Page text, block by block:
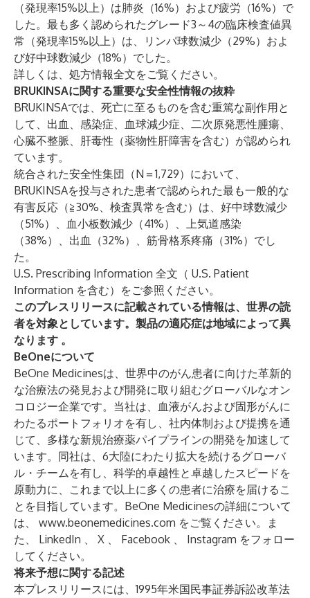
（発現率15%以上）は肺炎（16%）および疲労（16%）で
した。最も多く認められたグレード3～4の臨床検査値異
常（発現率15%以上）は、リンパ球数減少（29%）およ
び好中球数減少（18%）でした。
詳しくは、 処方情報全文をご覧ください。
BRUKINSAに関する重要な安全性情報の抜粋
BRUKINSAでは、死亡に至るものを含む重篤な副作用と
して、出血、感染症、血球減少症、二次原発悪性腫瘍、
心臓不整脈、肝毒性（薬物性肝障害を含む）が認められ
ています。
統合された安全性集団（N＝1,729）において、
BRUKINSAを投与された患者で認められた最も一般的な
有害反応（≧30%、検査異常を含む）は、好中球数減少
（51%）、血小板数減少（41%）、上気道感染
（38%）、出血（32%）、筋骨格系疼痛（31%）でし
た。
U.S. Prescribing Information 全文（ U.S. Patient
Information を含む）をご参照ください。
このプレスリリースに記載されている情報は、世界の読
者を対象としています。製品の適応症は地域によって異
なります 。
BeOneについて
BeOne Medicinesは、世界中のがん患者に向けた革新的
な治療法の発見および開発に取り組むグローバルなオン
コロジー企業です。当社は、血液がんおよび固形がんに
わたるポートフォリオを有し、社内体制および提携を通
じて、多様な新規治療薬パイプラインの開発を加速して
います。同社は、6大陸にわたり拡大を続けるグローバ
ル・チームを有し、科学的卓越性と卓越したスピードを
原動力に、これまで以上に多くの患者に治療を届けるこ
とを目指しています。BeOne Medicinesの詳細について
は、 www.beonemedicines.com をご覧ください。ま
た、 LinkedIn 、 X 、 Facebook 、 Instagram をフォロー
してください。
将来予想に関する記述
本プレスリリースには、1995年米国民事証券訴訟改革法